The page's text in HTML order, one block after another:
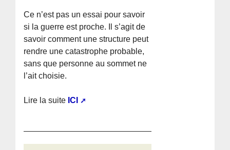
Ce n’est pas un essai pour savoir
si la guerre est proche. Il s’agit de
savoir comment une structure peut
rendre une catastrophe probable,
sans que personne au sommet ne
l’ait choisie.
Lire la suite ICI